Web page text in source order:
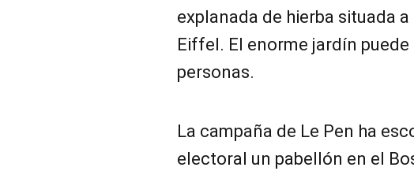
explanada de hierba situada
Eiffel. El enorme jardín
personas.
La campaña de Le Pen ha
electoral un pabellón en el